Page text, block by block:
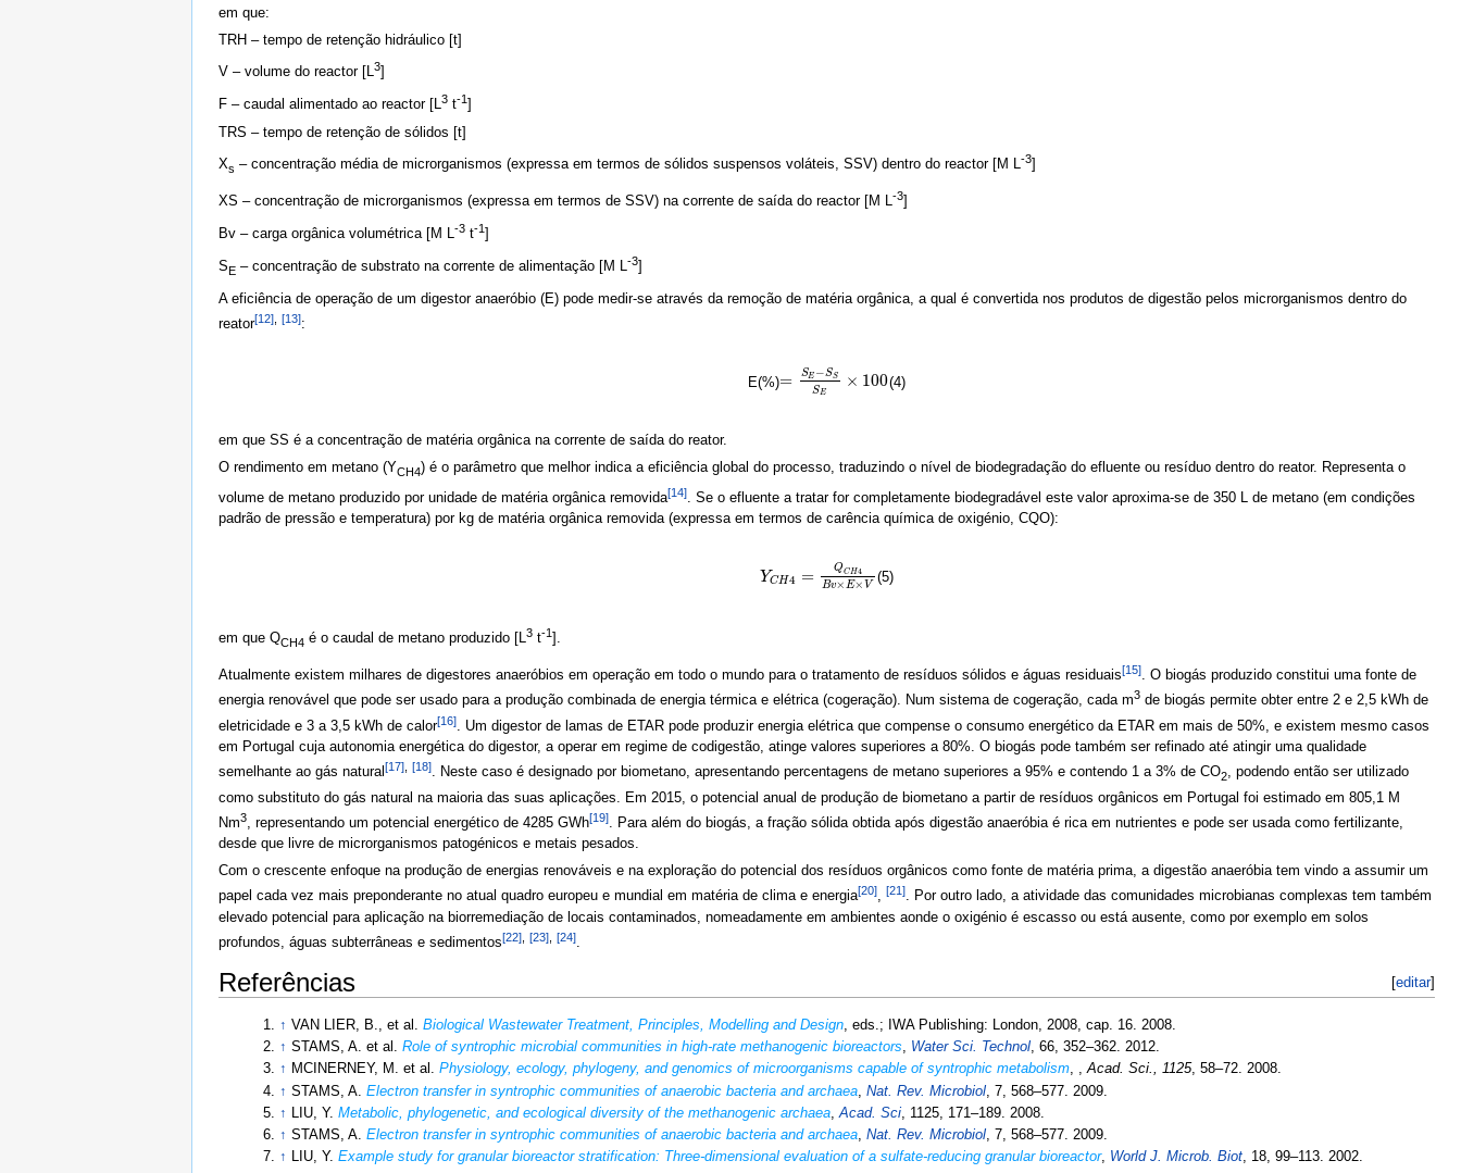
em que:
TRH – tempo de retenção hidráulico [t]
V – volume do reactor [L3]
F – caudal alimentado ao reactor [L3 t-1]
TRS – tempo de retenção de sólidos [t]
Xs – concentração média de microrganismos (expressa em termos de sólidos suspensos voláteis, SSV) dentro do reactor [M L-3]
XS – concentração de microrganismos (expressa em termos de SSV) na corrente de saída do reactor [M L-3]
Bv – carga orgânica volumétrica [M L-3 t-1]
SE – concentração de substrato na corrente de alimentação [M L -3]
A eficiência de operação de um digestor anaeróbio (E) pode medir-se através da remoção de matéria orgânica, a qual é convertida nos produtos de digestão pelos microrganismos dentro do
reator[12] [13]:
E(%)= SE −SS
SE
× 100
=S E−SSS E×100(4)
em que SS é a concentração de matéria orgânica na corrente de saída do reator.
O rendimento em metano (YCH4) é o parâmetro que melhor indica a eficiência global do processo, traduzindo o nível de biodegradação do efluente ou resíduo dentro do reator. Representa o
volume de metano produzido por unidade de matéria orgânica removida[14]. Se o efluente a tratar for completamente biodegradável este valor aproxima-se de 350 L de metano (em condições
padrão de pressão e temperatura) por kg de matéria orgânica removida (expressa em termos de carência química de oxigénio, CQO):
YCH4 = QCH4
Bv×E×V
YCH4 =Q CH4Bv×E×V
(5)
em que QCH4 é o caudal de metano produzido [L3 t-1].
Atualmente existem milhares de digestores anaeróbios em operação em todo o mundo para o tratamento de resíduos sólidos e águas residuais[15]. O biogás produzido constitui uma fonte de
energia renovável que pode ser usado para a produção combinada de energia térmica e elétrica (cogeração). Num sistema de cogeração, cada m3 de biogás permite obter entre 2 e 2,5 kWh de
eletricidade e 3 a 3,5 kWh de calor[16]
. Um digestor de lamas de ETAR pode produzir energia elétrica que compense o consumo energético da ETAR em mais de 50%, e existem mesmo casos
em Portugal cuja autonomia energética do digestor, a operar em regime de codigestão, atinge valores superiores a 80%. O biogás pode também ser refinado até atingir uma qualidade
semelhante ao gás natural[17] [18]. Neste caso é designado por biometano, apresentando percentagens de metano superiores a 95% e contendo 1 a 3% de CO2, podendo então ser utilizado
como substituto do gás natural na maioria das suas aplicações. Em 2015, o potencial anual de produção de biometano a partir de resíduos orgânicos em Portugal foi estimado em 805,1 M
Nm3, representando um potencial energético de 4285 GWh[19]. Para além do biogás, a fração sólida obtida após digestão anaeróbia é rica em nutrientes e pode ser usada como fertilizante,
desde que livre de microrganismos patogénicos e metais pesados.
Com o crescente enfoque na produção de energias renováveis e na exploração do potencial dos resíduos orgânicos como fonte de matéria prima, a digestão anaeróbia tem vindo a assumir um
papel cada vez mais preponderante no atual quadro europeu e mundial em matéria de clima e energia[20], [21]. Por outro lado, a atividade das comunidades microbianas complexas tem também
elevado potencial para aplicação na biorremediação de locais contaminados, nomeadamente em ambientes aonde o oxigénio é escasso ou está ausente, como por exemplo em solos
profundos, águas subterrâneas e sedimentos[22] [23] [24]
[editar]
Referências
↑ VAN LIER, B., et al. Biological Wastewater Treatment, Principles, Modelling and Design, eds.; IWA Publishing: London, 2008, cap. 16. 2008.
↑ STAMS, A. et al. Role of syntrophic microbial communities in high-rate methanogenic bioreactors, Water Sci. Technol, 66, 352–362. 2012.
↑ MCINERNEY, M. et al. Physiology, ecology, phylogeny, and genomics of microorganisms capable of syntrophic metabolism, ,Acad. Sci., 1125, 58–72. 2008.
↑ STAMS, A. Electron transfer in syntrophic communities of anaerobic bacteria and archaea, Nat. Rev. Microbiol, 7, 568–577. 2009.
↑
LIU, Y. Metabolic, phylogenetic, and ecological diversity of the methanogenic archaea, Acad. Sci, 1125, 171–189. 2008.
↑ STAMS, A. Electron transfer in syntrophic communities of anaerobic bacteria and archaea, Nat. Rev. Microbiol, 7, 568–577. 2009.
↑ LIU, Y. Example study for granular bioreactor stratification: Three-dimensional evaluation of a sulfate-reducing granular bioreactor, World J. Microb. Biot, 18, 99–113. 2002.